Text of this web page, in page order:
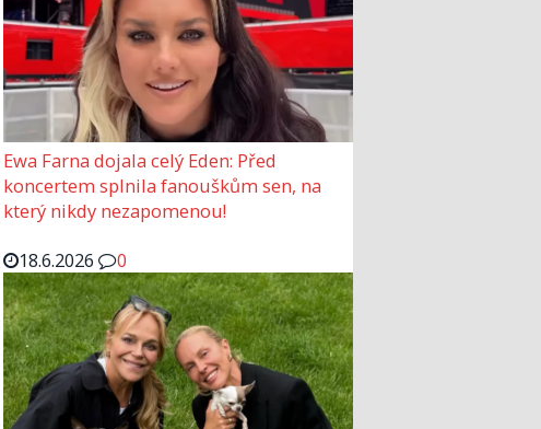
Ewa Farna dojala celý Eden: Před
koncertem splnila fanouškům sen, na
který nikdy nezapomenou!
18.6.2026
0